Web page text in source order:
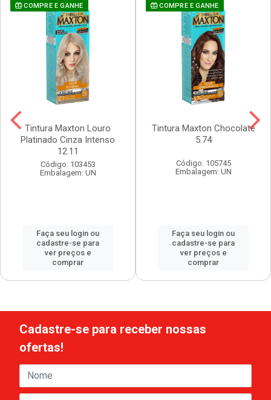
COMPRE E GANHE
Tintura Maxton Louro
Platinado Cinza Intenso
12.11
Código: 103453
Embalagem: UN
Faça seu login ou
cadastre-se para
ver preços e
comprar
COMPRE E GANHE
Tintura Maxton Chocolate
5.74
Código: 105745
Embalagem: UN
Faça seu login ou
cadastre-se para
ver preços e
comprar
Cadastre-se para receber nossas
ofertas!